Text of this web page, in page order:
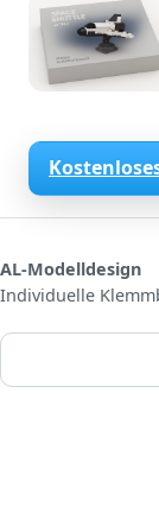
AL‑Modelldesign
Individuelle